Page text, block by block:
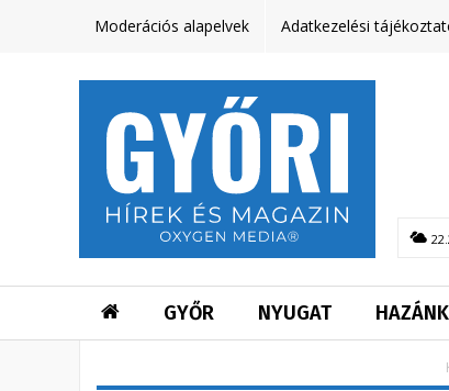
Moderációs alapelvek Adatkezelési
GYŐR NYUGAT HAZÁNK